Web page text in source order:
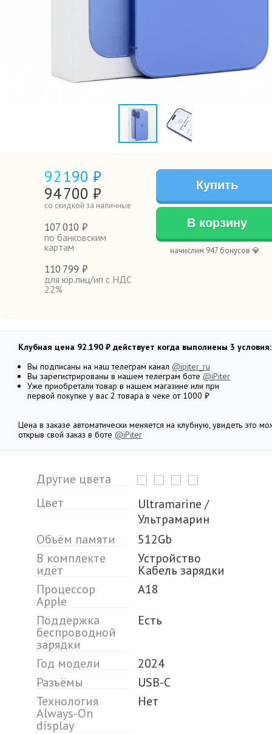
92 190 ₽
94700 ₽
со скидкой за наличные
107010 ₽
по банковским
картам
110 799 ₽
для юр.лиц/ип с НДС
22%
Купить
В корзину
начислим 947 бонусов 💎
Клубная цена 92.190 ₽ действует когда выполнены 3 условия:
Вы подписаны на наш телеграм канал @ipiter_ru
Вы зарегистрированы в нашем телеграм боте @iPiter
Уже приобретали товар в нашем магазине или при
первой покупке у вас 2 товара в чеке от 1000 ₽
Цена в заказе автоматически меняется на клубную, увидеть это
открыв свой заказ в боте @iPiter
Другие цвета
Цвет
Ultramarine /
Ультрамарин
Объём памяти
512Gb
В комплекте
идёт
Устройство
Кабель зарядки
Процессор
Apple
A18
Поддержка
беспроводной
зарядки
Есть
Год модели
2024
Разъёмы
USB-C
Технология
Always-On
display
Нет